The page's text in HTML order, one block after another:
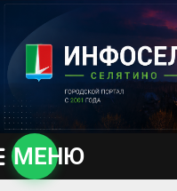
содержимому
МЕНЮ